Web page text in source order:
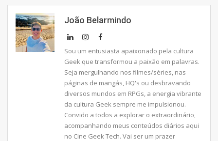
João Belarmindo
Sou um entusiasta apaixonado pela cultura
Geek que transformou a paixão em palavras.
Seja mergulhando nos filmes/séries, nas
páginas de mangás, HQ's ou desbravando
diversos mundos em RPGs, a energia vibrante
da cultura Geek sempre me impulsionou.
Convido a todos a explorar o extraordinário,
acompanhando meus conteúdos diários aqui
no Cine Geek Tech. Vai ser um prazer